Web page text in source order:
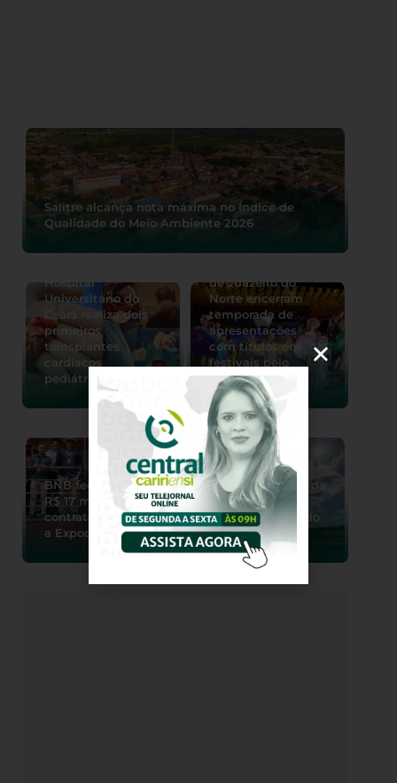
Salitre alcança nota máxima no Índice de
Qualidade do Meio Ambiente 2026
Hospital
Universitário do
Ceará realiza dois
primeiros
transplantes
cardíacos
pediátricos
de Juazeiro do
Norte encerram
temporada de
apresentações
com títulos em
festivais pelo
estado
BNB fecha quase
R$ 17 milhões em
contratos durante
a Expocrato
Cariri tem tempo
estável no início da
semana com
máximas variando
entre 31° e 36°